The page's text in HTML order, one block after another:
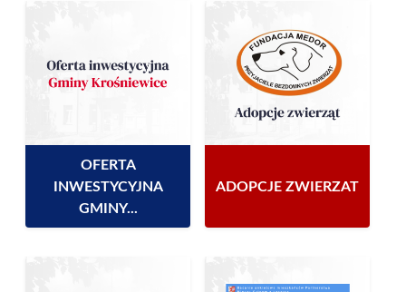
OFERTA
INWESTYCYJNA
GMINY...
ADOPCJE ZWIERZAT